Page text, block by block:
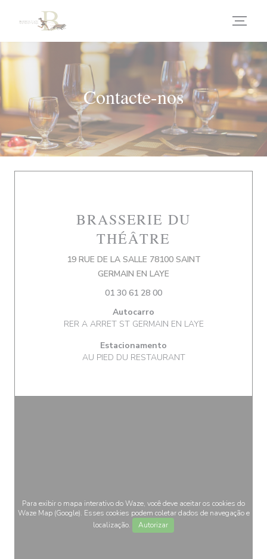
Contacte-nos
BRASSERIE DU
THÉÂTRE
19 RUE DE LA SALLE 78100 SAINT
GERMAIN EN LAYE
01 30 61 28 00
Autocarro
RER A ARRET ST GERMAIN EN LAYE
Estacionamento
AU PIED DU RESTAURANT
Para exibir o mapa interativo do Waze, você deve aceitar os cookies do
Waze Map (Google). Esses cookies podem coletar dados de navegação e
localização.
Autorizar